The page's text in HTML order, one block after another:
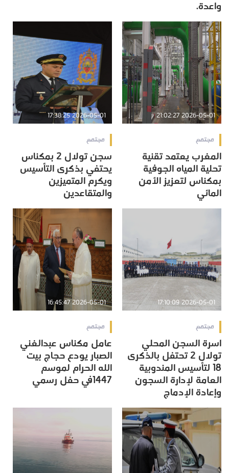
واعدة.
2026-05-01 21:02:27
مجتمع
المغرب يعتمد تقنية
تحلية المياه الجوفية
بمكناس لتعزيز الأمن
المائي
2026-05-01 17:38:25
مجتمع
سجن تولال 2 بمكناس
يحتفي بذكرى التأسيس
ويكرم المتميزين
والمتقاعدين
2026-05-01 17:10:09
مجتمع
اسرة السجن المحلي
تولال 2 تحتفل بالذكرى
18 لتأسيس المندوبية
العامة لإدارة السجون
وإعادة الإدماج
2026-05-01 16:45:47
مجتمع
عامل مكناس عبدالغني
الصبار يودع حجاج بيت
الله الحرام لموسم
1447في حفل رسمي